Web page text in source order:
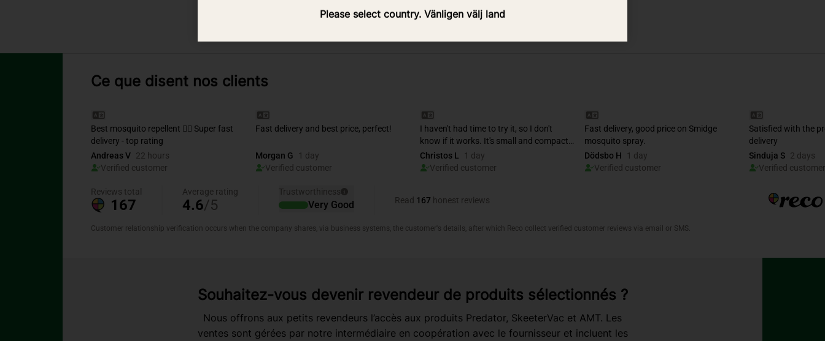
Please select country. Vänligen välj land
Ce que disent nos clients
Souhaitez-vous devenir revendeur de produits sélectionnés ?
Nous offrons aux petits revendeurs l’accès aux produits Predator, SkeeterVac et AMT. Les
ventes sont gérées par notre intermédiaire en coopération avec le fournisseur et incluent les